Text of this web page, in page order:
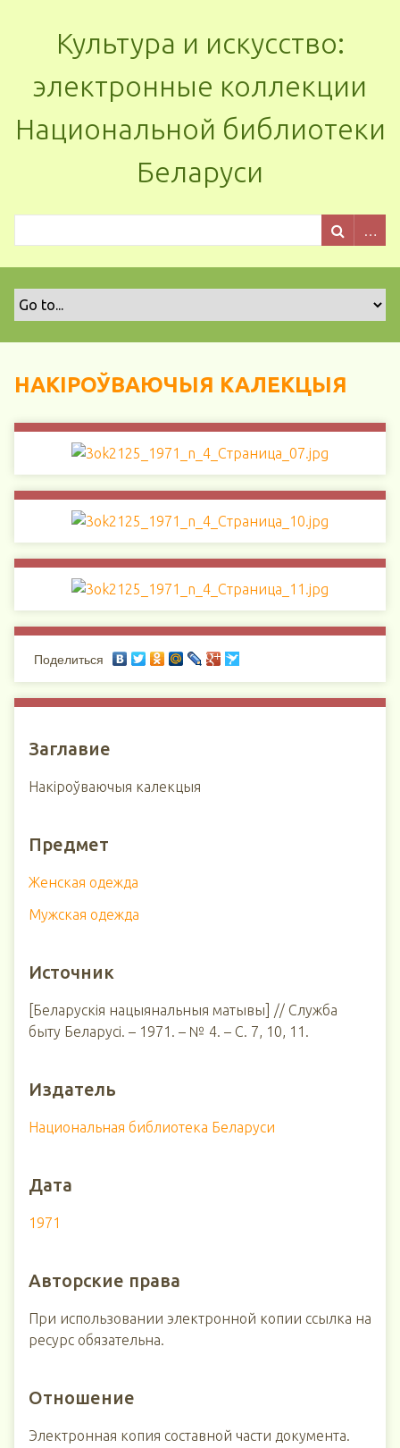
Культура и искусство:
электронные коллекции
Национальной библиотеки
Беларуси
НАКІРОЎВАЮЧЫЯ КАЛЕКЦЫЯ
Поделиться
Заглавие
Накіроўваючыя калекцыя
Предмет
Женская одежда
Мужская одежда
Источник
[Беларускія нацыянальныя матывы] // Служба
быту Беларусі. – 1971. – № 4. – С. 7, 10, 11.
Издатель
Национальная библиотека Беларуси
Дата
1971
Авторские права
При использовании электронной копии ссылка на
ресурс обязательна.
Отношение
Электронная копия составной части документа.